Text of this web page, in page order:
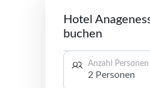
Hotel
buchen
Anzahl Personen
2 Personen